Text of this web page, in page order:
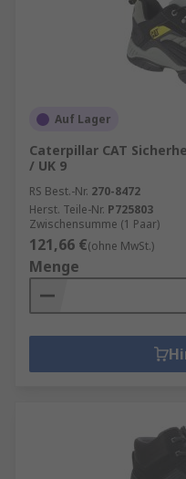
Auf Lager
Caterpillar CAT
/ UK 9
RS Best.-Nr. 270-8472
Herst. Teile-Nr. P725803
Zwischensumme (1 Paar)
121,66 €(ohne MwSt.)
Menge